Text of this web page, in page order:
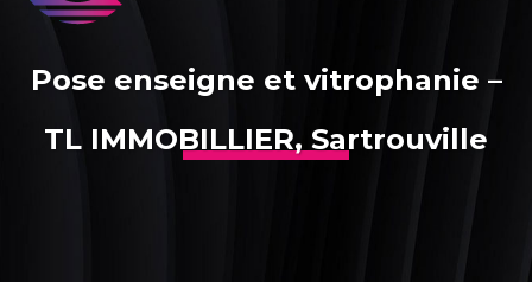
Pose enseigne et vitrophanie –
TL IMMOBILLIER, Sartrouville